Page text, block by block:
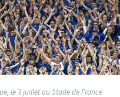
le 3 juillet au Stade de France